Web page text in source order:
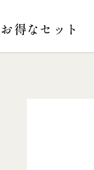
お得なセット